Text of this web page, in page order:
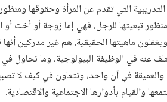
التي تقدم عن المرأة وحقوقها
تبعيتها للرجل، فهي إما زوجة أو أخت أو
ماهيتها الحقيقية. هم غير مدركين
عنه في الوظيفة البيولوجية، وما نحاول في
والعميقة في آن واحد، ونتعاون في كيف لا
والقيام بأدوارها الاجتماعية والاقتصادية.